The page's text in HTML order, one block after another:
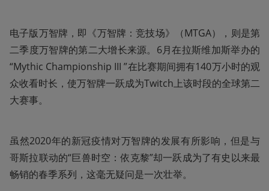
电子版万智牌，即《万智牌：竞技场》（MTGA），则是第
二季度万智牌的第二大增长来源。6月在拉斯维加斯举办的
“Mythic Championship III ”在比赛期间拥有140万小时的观
众收看时长，使万智牌一跃成为Twitch上该时段的全球第二
大赛事。
虽然2020年的新冠疫情对万智牌的发展有所影响，但是与
哥斯拉联动的“巨兽时空：依克黎”却一跃成为了有史以来最
畅销的春季系列，这毫无疑问是一次壮举。